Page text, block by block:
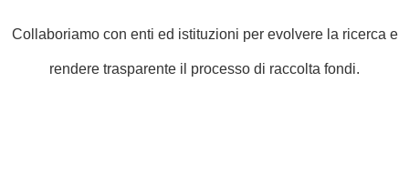
Collaboriamo con enti ed istituzioni per evolvere la ricerca e
rendere trasparente il processo di raccolta fondi.